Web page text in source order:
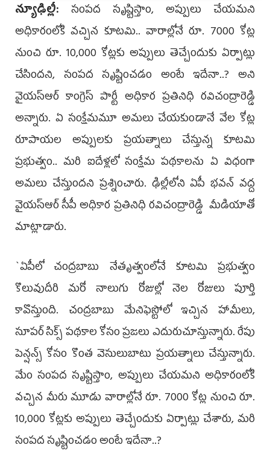
న్యూఢిల్లీ: సంపద సృష్టిస్తాం, అప్పులు చేయమని
అధికారంలోకి వచ్చిన కూట‌మి.. వారాల్లోనే రూ. 7000 కోట్ల
నుంచి రూ. 10,000 కోట్లకు అప్పులు తెచ్చేందుకు ఏర్పాట్లు
చేసింద‌ని, సంపద సృష్టించడం అంటే ఇదేనా..? అని
వైయ‌స్ఆర్ కాంగ్రెస్ పార్టీ అధికార ప్ర‌తినిధి ర‌విచంద్రారెడ్డి
అన్నారు. ఏ సంక్షేమ‌మూ అమ‌లు చేయ‌కుండానే వేల కోట్ల
రూపాయ‌ల అప్పుల‌కు ప్ర‌య‌త్నాలు చేస్తున్న కూట‌మి
ప్ర‌భుత్వం.. మ‌రి ఐదేళ్ల‌లో సంక్షేమ ప‌థ‌కాల‌ను ఏ విధంగా
అమ‌లు చేస్తుంద‌ని ప్ర‌శ్నించారు. ఢిల్లీలోని ఏపీ భవన్‌ వద్ద
వైయ‌స్ఆర్ సీపీ అధికార ప్ర‌తినిధి ర‌విచంద్రారెడ్డి మీడియాతో
మాట్లాడారు.
`ఏపీలో చంద్రబాబు నేతృత్వంలోనే కూట‌మి ప్రభుత్వం
కొలువుదీరి మరో నాలుగు రోజుల్లో నెల రోజులు పూర్తి
కావొస్తుంది. చంద్రబాబు మేనిఫెస్టోలో ఇచ్చిన హామీలు,
సూపర్‌ సిక్స్‌ పథకాల కోసం ప్రజలు ఎదురుచూస్తున్నారు. రేపు
పెన్షన్స్‌ కోసం కొంత వెసులుబాటు ప్రయత్నాలు చేస్తున్నారు.
మేం సంపద సృష్టిస్తాం, అప్పులు చేయమని అధికారంలోకి
వచ్చిన మీరు మూడు వారాల్లోనే రూ. 7000 కోట్ల నుంచి రూ.
10,000 కోట్లకు అప్పులు తెచ్చేందుకు ఏర్పాట్లు చేశారు, మరి
సంపద సృష్టించడం అంటే ఇదేనా..?